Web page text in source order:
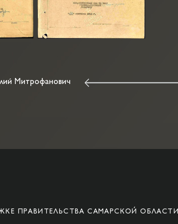
Митрофанович
ПРАВИТЕЛЬСТВА САМАРСКОЙ ОБЛАСТИ